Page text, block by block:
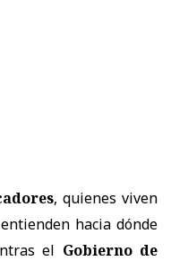
, quienes viven
hacia dónde
el Gobierno de